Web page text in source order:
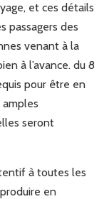
et ces détails
passagers des
venant à la
à l’avance. du 8
pour être en
seront
à toutes les
en